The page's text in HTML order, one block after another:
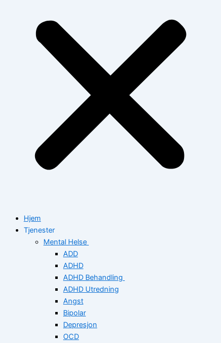
Hjem
Tjenester
Mental Helse
ADD
ADHD
ADHD Behandling
ADHD Utredning
Angst
Bipolar
Depresjon
OCD